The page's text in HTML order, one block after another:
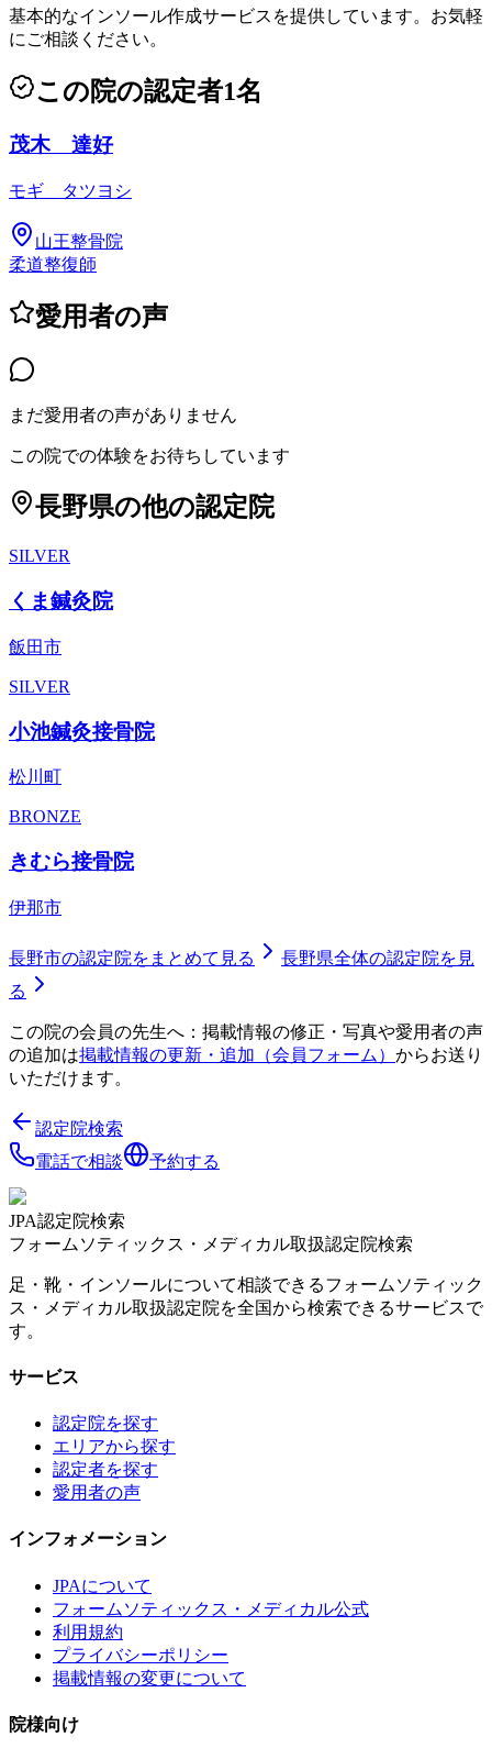
基本的なインソール作成サービスを提供しています。お気軽
にご相談ください。
この院の認定者1名
茂木 達好
モギ タツヨシ
山王整骨院
柔道整復師
愛用者の声
まだ愛用者の声がありません
この院での体験をお待ちしています
長野県の他の認定院
SILVER
くま鍼灸院
飯田市
SILVER
小池鍼灸接骨院
松川町
BRONZE
きむら接骨院
伊那市
長野市の認定院をまとめて見る 長野県全体の認定院を見
る
この院の会員の先生へ：掲載情報の修正・写真や愛用者の声
の追加は掲載情報の更新・追加（会員フォーム） からお送り
いただけます。
認定院検索
電話で相談
予約する
JPA認定院検索
フォームソティックス・メディカル取扱認定院検索
足・靴・インソールについて相談できるフォームソティック
ス・メディカル取扱認定院を全国から検索できるサービスで
す。
サービス
認定院を探す
エリアから探す
認定者を探す
愛用者の声
インフォメーション
JPAについて
フォームソティックス・メディカル公式
利用規約
プライバシーポリシー
掲載情報の変更について
院様向け